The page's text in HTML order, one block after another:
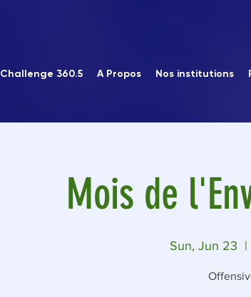
Challenge 360.5 A Propos Nos institutions
Mois de
Sun, Jun 23
  |